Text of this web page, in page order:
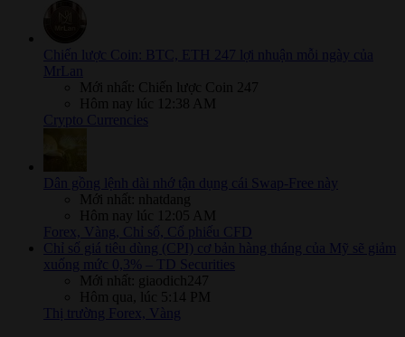
Chiến lược Coin: BTC, ETH 247 lợi nhuận mỗi ngày của
MrLan
Mới nhất: Chiến lược Coin 247
Hôm nay lúc 12:38 AM
Crypto Currencies
Dân gồng lệnh dài nhớ tận dụng cái Swap-Free này
Mới nhất: nhatdang
Hôm nay lúc 12:05 AM
Forex, Vàng, Chỉ số, Cổ phiếu CFD
Chỉ số giá tiêu dùng (CPI) cơ bản hàng tháng của Mỹ sẽ giảm
xuống mức 0,3% – TD Securities
Mới nhất: giaodich247
Hôm qua, lúc 5:14 PM
Thị trường Forex, Vàng